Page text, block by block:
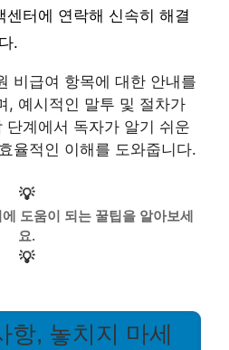
센터에 연락해 신속히 해결
.
비급여 항목에 대한 안내를
, 예시적인 말투 및 절차가
단계에서 독자가 알기 쉬운
율적인 이해를 도와줍니다.
💡
도움이 되는 꿀팁을 알아보세
요.
💡
항, 놓치지 마세